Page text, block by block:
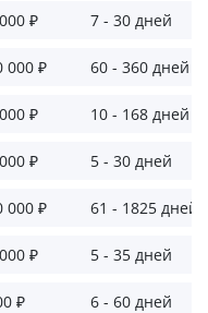
₽ 7 - 30 дней
000 ₽ 60 - 360 дней
₽ 10 - 168 дней
₽ 5 - 30 дней
000 ₽ 61 - 1825 дней
₽ 5 - 35 дней
₽ 6 - 60 дней